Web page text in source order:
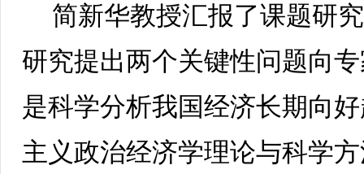
简新华教授汇报了课题研
研究提出两个关键性问题向
是科学分析我国经济长期向
主义政治经济学理论与科学